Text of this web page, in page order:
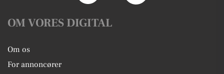
OM VORES DIGITAL
Om os
For annoncører